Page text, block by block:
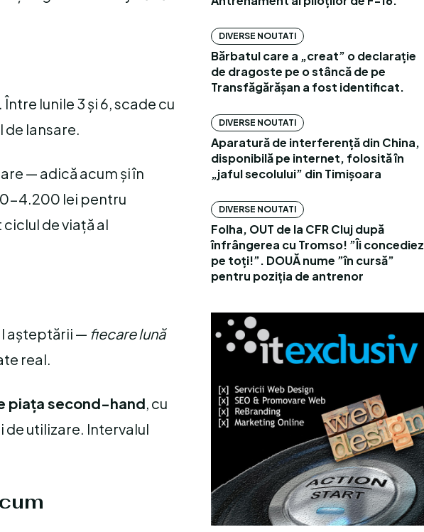
lunile 3 și 6, scade cu
lansare.
— adică acum și în
4.200 lei pentru
de viață al
așteptării — fiecare lună
real.
piața second-hand, cu
utilizare. Intervalul
DIVERSE NOUTATI
Bărbatul care a „creat” o declarație
de dragoste pe o stâncă de pe
Transfăgărășan a fost identificat.
DIVERSE NOUTATI
Aparatură de interferență din China,
disponibilă pe internet, folosită în
„jaful secolului” din Timișoara
DIVERSE NOUTATI
Folha, OUT de la CFR Cluj după
înfrângerea cu Tromso! ”Îi concediez
pe toți!”. DOUĂ nume ”în cursă”
pentru poziția de antrenor